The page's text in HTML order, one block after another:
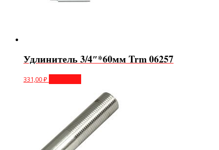
Удлинитель 3/4″*60мм Trm 06257
331,00₽